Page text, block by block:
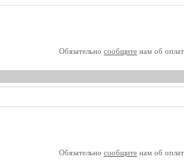
Обязательно сообщите нам об
Обязательно сообщите нам об